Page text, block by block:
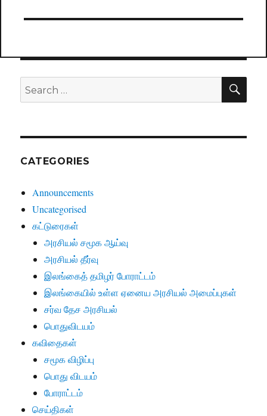
Search
for:
CATEGORIES
Announcements
Uncategorised
கட்டுரைகள்
அரசியல் சமூக ஆய்வு
அரசியல் தீர்வு
இலங்கைத் தமிழர் போராட்டம்
இலங்கையில் உள்ள ஏனைய அரசியல் அமைப்புகள்
சர்வ தேச அரசியல்
பொதுவிடயம்
கவிதைகள்
சமூக விழிப்பு
பொது விடயம்
போராட்டம்
செய்திகள்